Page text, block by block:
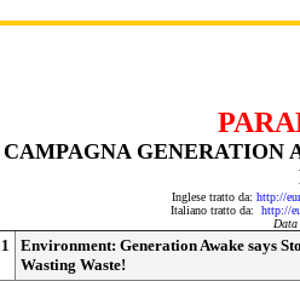
CAMPAGNA GENERATION
Inglese tratto da: http://
Italiano tratto da: http://
Data
1
Environment: Generation Awake says
Wasting Waste!